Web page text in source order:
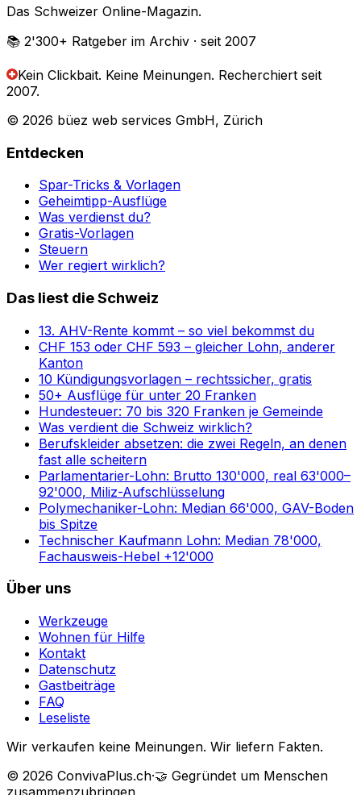
Das Schweizer Online-Magazin.
📚 2'300+ Ratgeber im Archiv · seit 2007
Kein Clickbait. Keine Meinungen. Recherchiert seit
2007.
© 2026 büez web services GmbH, Zürich
Entdecken
Spar-Tricks & Vorlagen
Geheimtipp-Ausflüge
Was verdienst du?
Gratis-Vorlagen
Steuern
Wer regiert wirklich?
Das liest die Schweiz
13. AHV-Rente kommt – so viel bekommst du
CHF 153 oder CHF 593 – gleicher Lohn, anderer
Kanton
10 Kündigungsvorlagen – rechtssicher, gratis
50+ Ausflüge für unter 20 Franken
Hundesteuer: 70 bis 320 Franken je Gemeinde
Was verdient die Schweiz wirklich?
Berufskleider absetzen: die zwei Regeln, an denen
fast alle scheitern
Parlamentarier-Lohn: Brutto 130'000, real 63'000–
92'000, Miliz-Aufschlüsselung
Polymechaniker-Lohn: Median 66'000, GAV-Boden
bis Spitze
Technischer Kaufmann Lohn: Median 78'000,
Fachausweis-Hebel +12'000
Über uns
Werkzeuge
Wohnen für Hilfe
Kontakt
Datenschutz
Gastbeiträge
FAQ
Leseliste
Wir verkaufen keine Meinungen. Wir liefern Fakten.
© 2026 ConvivaPlus.ch·🤝 Gegründet um Menschen